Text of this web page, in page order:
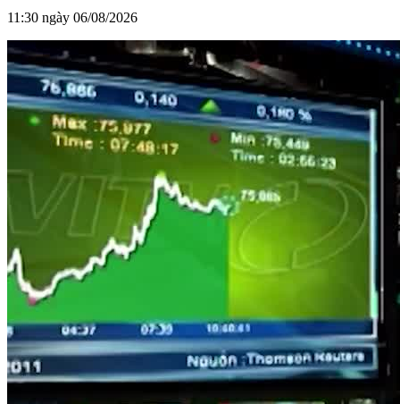
11:30 ngày 06/08/2026